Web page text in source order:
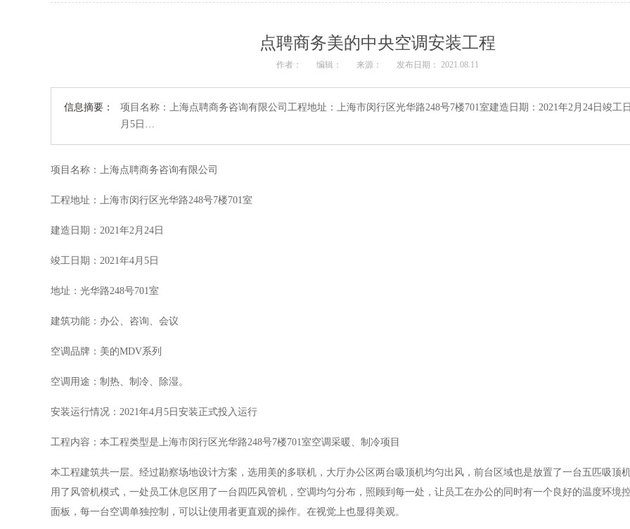
点聘商务美的中央空调安装工程
作者： 编辑： 来源： 发布日期： 2021.08.11
信息摘要：
项目名称：上海点聘商务咨询有限公司工程地址：上海市闵行区光华路248号7楼701室建造日期：2021年2月24日竣工
月5日…
项目名称：上海点聘商务咨询有限公司
工程地址：上海市闵行区光华路248号7楼701室
建造日期：2021年2月24日
竣工日期：2021年4月5日
地址：光华路248号701室
建筑功能：办公、咨询、会议
空调品牌：美的MDV系列
空调用途：制热、制冷、除湿。
安装运行情况：2021年4月5日安装正式投入运行
工程内容：本工程类型是上海市闵行区光华路248号7楼701室空调采暖、制冷项目
本工程建筑共一层。经过勘察场地设计方案，选用美的多联机，大厅办公区两台吸顶机均匀出风，前台区域也是放置了一台五匹吸顶
用了风管机模式，一处员工休息区用了一台四匹风管机，空调均匀分布，照顾到每一处，让员工在办公的同时有一个良好的温度环境
面板，每一台空调单独控制，可以让使用者更直观的操作。在视觉上也显得美观。